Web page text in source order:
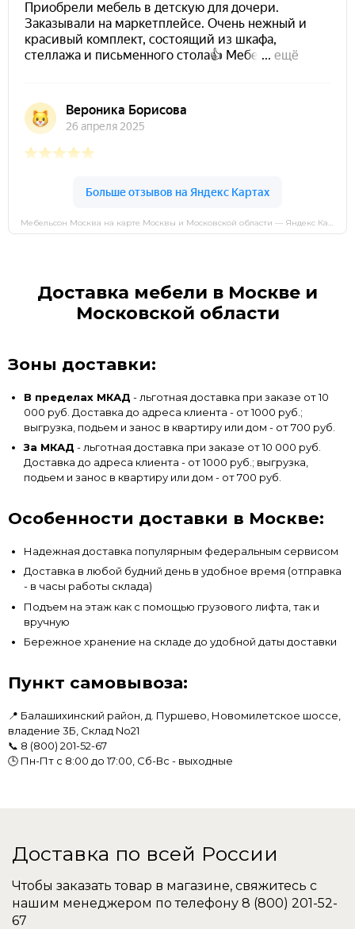
Мебельсон Москва на карте Москвы и Московской области — Яндекс Карты
Доставка мебели в Москве и
Московской области
Зоны доставки:
В пределах МКАД - льготная доставка при заказе от 10
000 руб. Доставка до адреса клиента - от 1000 руб.;
выгрузка, подьем и занос в квартиру или дом - от 700 руб.
За МКАД - льготная доставка при заказе от 10 000 руб.
Доставка до адреса клиента - от 1000 руб.; выгрузка,
подьем и занос в квартиру или дом - от 700 руб.
Особенности доставки в Москве:
Надежная доставка популярным федеральным сервисом
Доставка в любой будний день в удобное время (отправка
- в часы работы склада)
Подъем на этаж как с помощью грузового лифта, так и
вручную
Бережное хранение на складе до удобной даты доставки
Пункт самовывоза:
📍 Балашихинский район, д. Пуршево, Новомилетское шоссе,
владение 3Б, Склад No21
📞 8 (800) 201-52-67
🕒 Пн-Пт с 8:00 до 17:00, Сб-Вс - выходные
Доставка по всей России
Чтобы заказать товар в магазине, свяжитесь с
нашим менеджером по телефону 8 (800) 201-52-
67